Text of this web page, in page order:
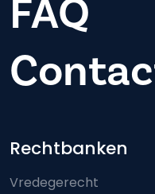
FAQ
Footer-
Rechtbanken
Vredegerecht